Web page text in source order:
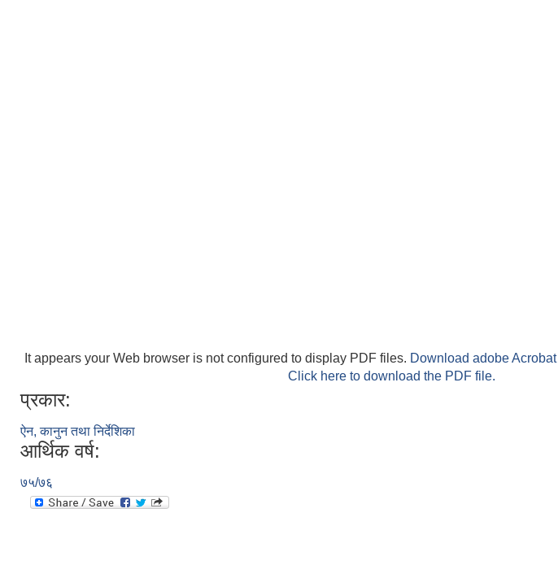
It appears your Web browser is not configured to display PDF files. Download adobe Acrobat
Click here to download the PDF file.
प्रकार:
ऐन, कानुन तथा निर्देशिका
आर्थिक वर्ष:
७५/७६